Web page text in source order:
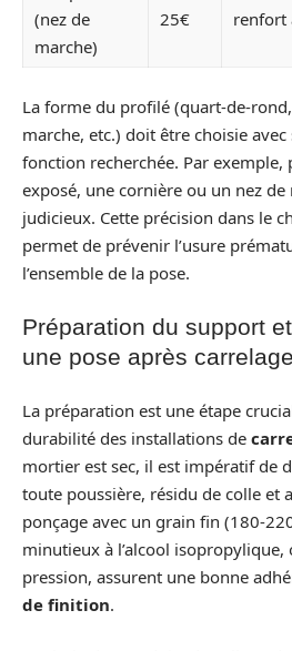
(nez de
marche)
25€
renfort
La forme du profilé (quart-de-
marche, etc.) doit être choisie
fonction recherchée. Par
exposé, une cornière ou un nez
judicieux. Cette précision dans le
permet de prévenir l’usure
l’ensemble de la pose.
Préparation du support
une pose après carrelage
La préparation est une étape
durabilité des installations de
mortier est sec, il est impératif de
toute poussière, résidu de colle et
ponçage avec un grain fin (180-
minutieux à l’alcool
pression, assurent une bonne
de finition.